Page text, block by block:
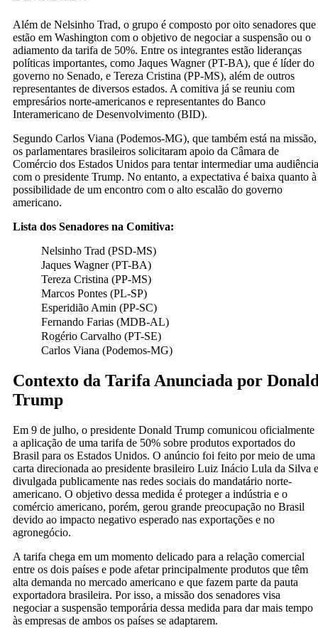
Além de Nelsinho Trad, o grupo é composto por oito senadores que
estão em Washington com o objetivo de negociar a suspensão ou o
adiamento da tarifa de 50%. Entre os integrantes estão lideranças
políticas importantes, como Jaques Wagner (PT-BA), que é líder do
governo no Senado, e Tereza Cristina (PP-MS), além de outros
representantes de diversos estados. A comitiva já se reuniu com
empresários norte-americanos e representantes do Banco
Interamericano de Desenvolvimento (BID).
Segundo Carlos Viana (Podemos-MG), que também está na missão,
os parlamentares brasileiros solicitaram apoio da Câmara de
Comércio dos Estados Unidos para tentar intermediar uma audiência
com o presidente Trump. No entanto, a expectativa é baixa quanto à
possibilidade de um encontro com o alto escalão do governo
americano.
Lista dos Senadores na Comitiva:
Nelsinho Trad (PSD-MS)
Jaques Wagner (PT-BA)
Tereza Cristina (PP-MS)
Marcos Pontes (PL-SP)
Esperidião Amin (PP-SC)
Fernando Farias (MDB-AL)
Rogério Carvalho (PT-SE)
Carlos Viana (Podemos-MG)
Contexto da Tarifa Anunciada por
Trump
Em 9 de julho, o presidente Donald Trump comunicou oficialmente
a aplicação de uma tarifa de 50% sobre produtos exportados do
Brasil para os Estados Unidos. O anúncio foi feito por meio de uma
carta direcionada ao presidente brasileiro Luiz Inácio Lula da Silva e
divulgada publicamente nas redes sociais do mandatário norte-
americano. O objetivo dessa medida é proteger a indústria e o
comércio americano, porém, gerou grande preocupação no Brasil
devido ao impacto negativo esperado nas exportações e no
agronegócio.
A tarifa chega em um momento delicado para a relação comercial
entre os dois países e pode afetar principalmente produtos que têm
alta demanda no mercado americano e que fazem parte da pauta
exportadora brasileira. Por isso, a missão dos senadores visa
negociar a suspensão temporária dessa medida para dar mais tempo
às empresas de ambos os países se adaptarem.